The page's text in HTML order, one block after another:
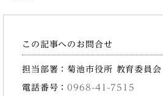
この記事へのお問合せ
担当部署：菊池市役所 教育委員
電話番号：0968-41-7515